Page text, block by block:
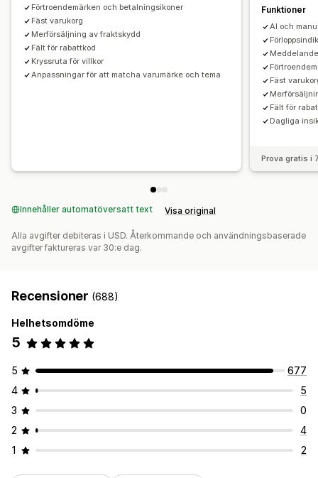
Kassaanpassning
Anpassade anteckningar
Automatiska rabatter
Merförsäljning med ett klick
Hoppa till kassan Flera språk
Differentierade rabatter AI-rekommendationer
Prenumerationsuppgradering
Analysverktyg
Klickfrekvenser Konverteringsgrad
Förtroendemärken och betalningsikoner
Fäst varukorg
Merförsäljning av fraktskydd
Fält för rabattkod
Kryssruta för villkor
Anpassningar för att matcha varumärke och tema
Funktioner
AI och
Fäst
Fält för
Dagliga
Prova gratis i
Innehåller automatöversatt text Visa original
Alla avgifter debiteras i USD. Återkommande och användningsbaserade
avgifter faktureras var 30:e dag.
Recensioner (688)
Helhetsomdöme
5
5
677
4
5
3
0
2
4
1
2